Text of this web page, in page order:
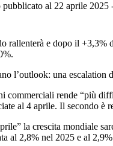
pubblicato al 22 aprile 2025
rallenterà e dopo il +3,3%
l’outlook: una escalation
commerciali rende “più
al 4 aprile. Il secondo
la crescita mondiale
al 2,8% nel 2025 e al